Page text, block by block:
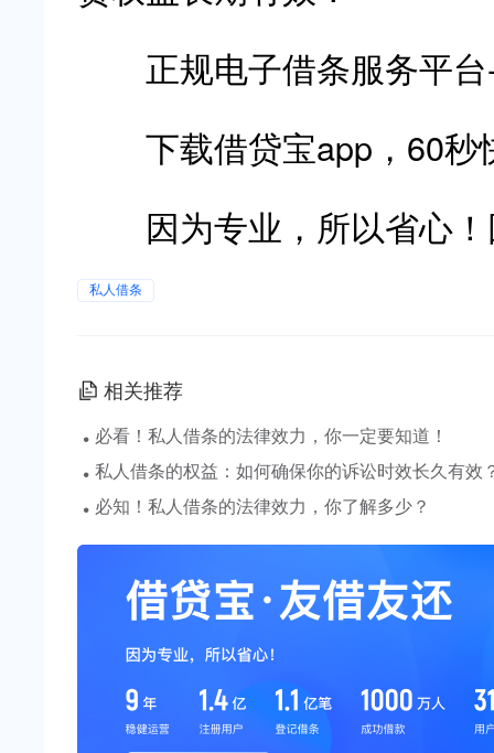
正规电子借条服务平
下载借贷宝app，60秒
因为专业，所以省心！
私人借条
相关推荐
· 必看！私人借条的法律效力，你一定要知道！
· 私人借条的权益：如何确保你的诉讼时效长久有效
· 必知！私人借条的法律效力，你了解多少？